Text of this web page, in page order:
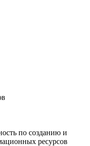
по созданию и
ресурсов